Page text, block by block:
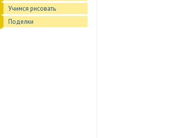
Учимся рисовать
Поделки